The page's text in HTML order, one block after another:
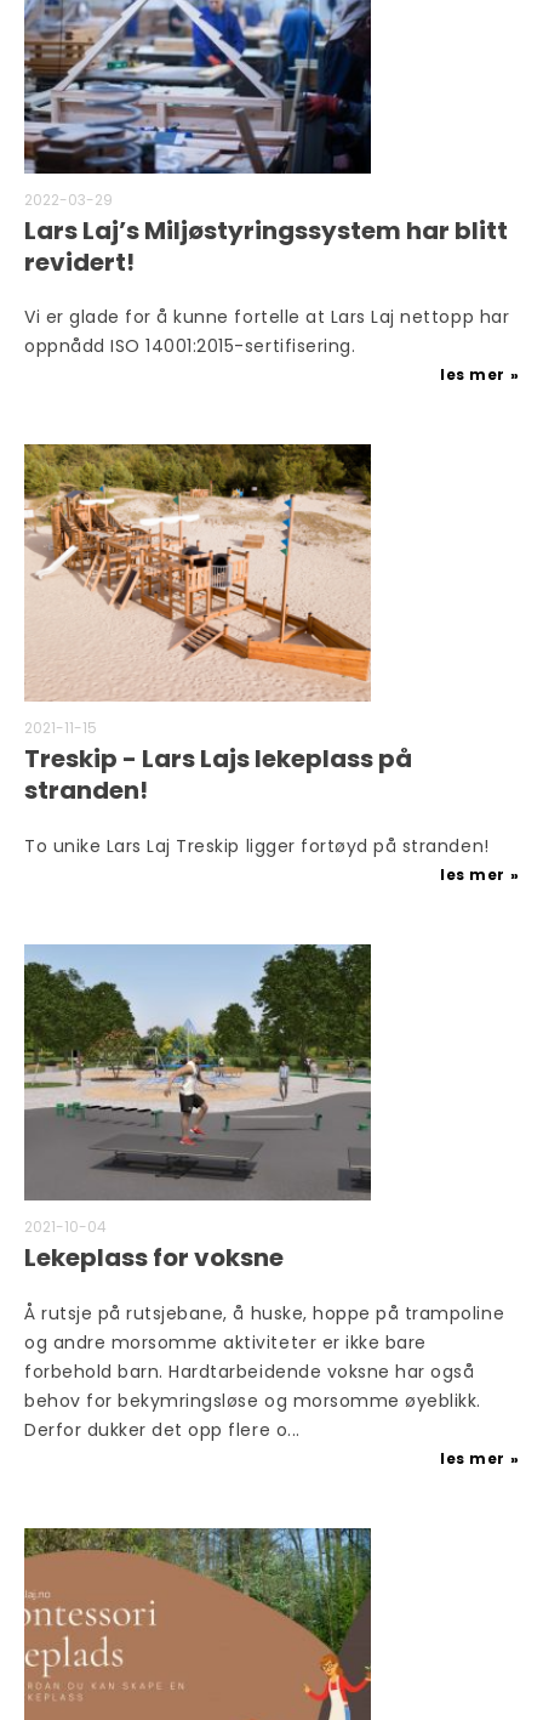
2022-03-29
Lars Laj’s Miljøstyringssystem har blitt
revidert!
Vi er glade for å kunne fortelle at Lars Laj nettopp har
oppnådd ISO 14001:2015-sertifisering.
les mer
2021-11-15
Treskip - Lars Lajs lekeplass på
stranden!
To unike Lars Laj Treskip ligger fortøyd på stranden!
les mer
2021-10-04
Lekeplass for voksne
Å rutsje på rutsjebane, å huske, hoppe på trampoline
og andre morsomme aktiviteter er ikke bare
forbehold barn. Hardtarbeidende voksne har også
behov for bekymringsløse og morsomme øyeblikk.
Derfor dukker det opp flere o...
les mer